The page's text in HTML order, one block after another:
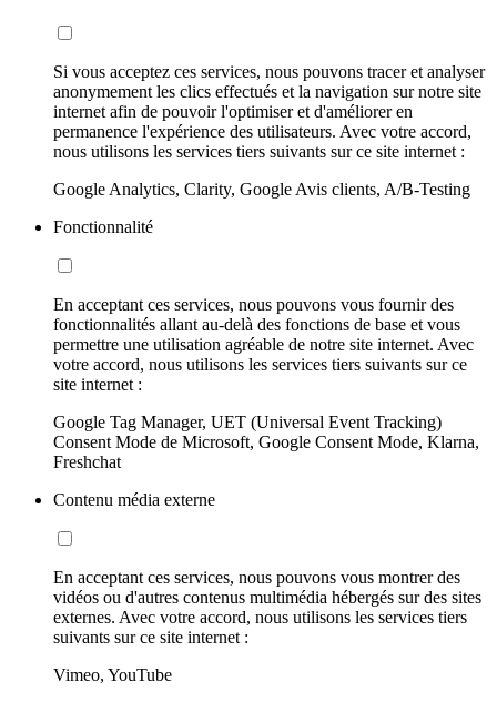
Si vous acceptez ces services, nous pouvons tracer et analyser
anonymement les clics effectués et la navigation sur notre site
internet afin de pouvoir l'optimiser et d'améliorer en
permanence l'expérience des utilisateurs. Avec votre accord,
nous utilisons les services tiers suivants sur ce site internet :
Google Analytics, Clarity, Google Avis clients, A/B-Testing
Fonctionnalité
En acceptant ces services, nous pouvons vous fournir des
fonctionnalités allant au-delà des fonctions de base et vous
permettre une utilisation agréable de notre site internet. Avec
votre accord, nous utilisons les services tiers suivants sur ce
site internet :
Google Tag Manager, UET (Universal Event Tracking)
Consent Mode de Microsoft, Google Consent Mode, Klarna,
Freshchat
Contenu média externe
En acceptant ces services, nous pouvons vous montrer des
vidéos ou d'autres contenus multimédia hébergés sur des sites
externes. Avec votre accord, nous utilisons les services tiers
suivants sur ce site internet :
Vimeo, YouTube